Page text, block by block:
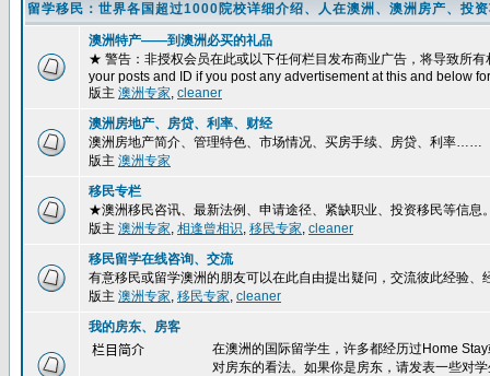
留学移民：世界各国超过1000院校详细介绍、人在澳洲、澳洲房产、
澳洲特产——到澳洲必买的礼品
★ 警告：非授权会员在此或以下任何栏目发布商业广告，将导致所
your posts and ID if you post any advertisement at this and below
版主 澳洲专家, cleaner
澳洲房地产、房贷、利率、财经
澳洲房地产简介、管理特色、市场情况、买房手续、房贷、利率……
版主 澳洲专家
移民专栏
★澳洲移民咨讯、最新法例、申请途径、紧缺职业、投资移民等信息
版主 澳洲专家, 相逢曾相识, 移民专家, cleaner
移民留学在线咨询、交流
有意移民或留学澳洲的朋友可以在此自由提出疑问，交流彼此经验、
版主 澳洲专家, 移民专家, cleaner
我的房东、房客
栏目简介
在澳洲的国际留学生，许多都经历过Home
对房东的看法。如果你是房东，请发表一些对